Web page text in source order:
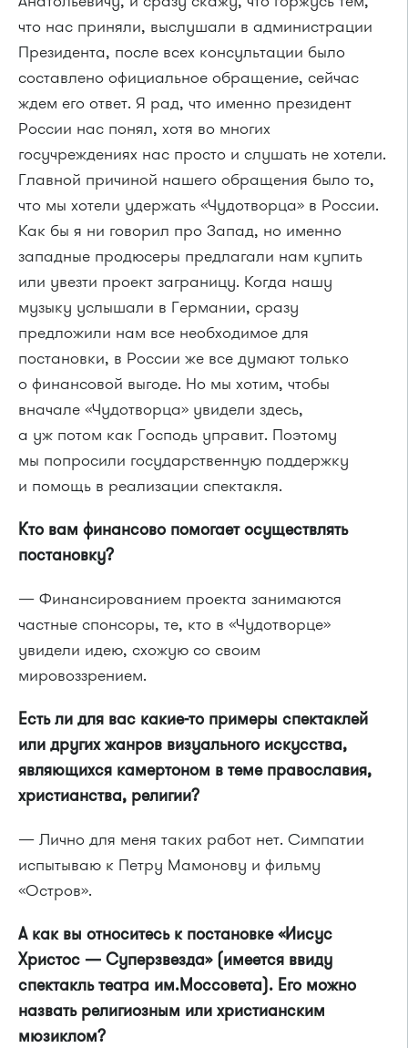
что нас приняли, выслушали в администрации
Президента, после всех консультации было
составлено официальное обращение, сейчас
ждем его ответ. Я рад, что именно президент
России нас понял, хотя во многих
госучреждениях нас просто и слушать не хотели.
Главной причиной нашего обращения было то,
что мы хотели удержать «Чудотворца» в России.
Как бы я ни говорил про Запад, но именно
западные продюсеры предлагали нам купить
или увезти проект заграницу. Когда нашу
музыку услышали в Германии, сразу
предложили нам все необходимое для
постановки, в России же все думают только
о финансовой выгоде. Но мы хотим, чтобы
вначале «Чудотворца» увидели здесь,
а уж потом как Господь управит. Поэтому
мы попросили государственную поддержку
и помощь в реализации спектакля.
Кто вам финансово помогает осуществлять
постановку?
— Финансированием проекта занимаются
частные спонсоры, те, кто в «Чудотворце»
увидели идею, схожую со своим
мировоззрением.
Есть ли для вас какие-то примеры спектаклей
или других жанров визуального искусства,
являющихся камертоном в теме православия,
христианства, религии?
— Лично для меня таких работ нет. Симпатии
испытываю к Петру Мамонову и фильму
«Остров».
А как вы относитесь к постановке «Иисус
Христос — Суперзвезда» (имеется ввиду
спектакль театра им.Моссовета). Его можно
назвать религиозным или христианским
мюзиклом?